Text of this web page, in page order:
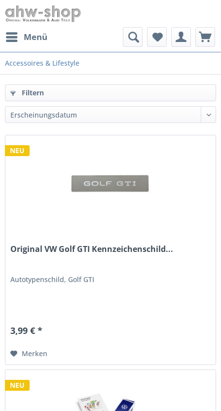
Menü
Accessoires & Lifestyle
Filtern
NEU
Original VW Golf GTI Kennzeichenschild...
Autotypenschild, Golf GTI
3,99 € *
Merken
NEU